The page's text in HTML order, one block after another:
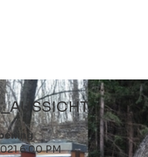
6:00 PM